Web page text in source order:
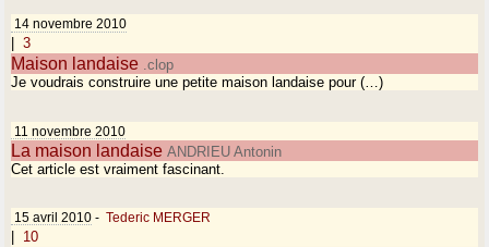
14 novembre 2010
3
Maison landaise .clop
Je voudrais construire une petite maison landaise pour (…)
11 novembre 2010
La maison landaise ANDRIEU Antonin
Cet article est vraiment fascinant.
15 avril 2010 - Tederic MERGER
10